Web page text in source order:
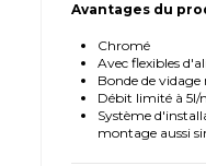
Avantages du
Chromé
Avec flexibles
Bonde de
Débit limité à 5l/
Système
montage aussi